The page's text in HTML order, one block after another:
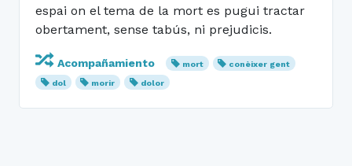
espai on el tema de la mort es pugui tractar
obertament, sense tabús, ni prejudicis.
Acompañamiento mort
conèixer gent
dol
morir dolor